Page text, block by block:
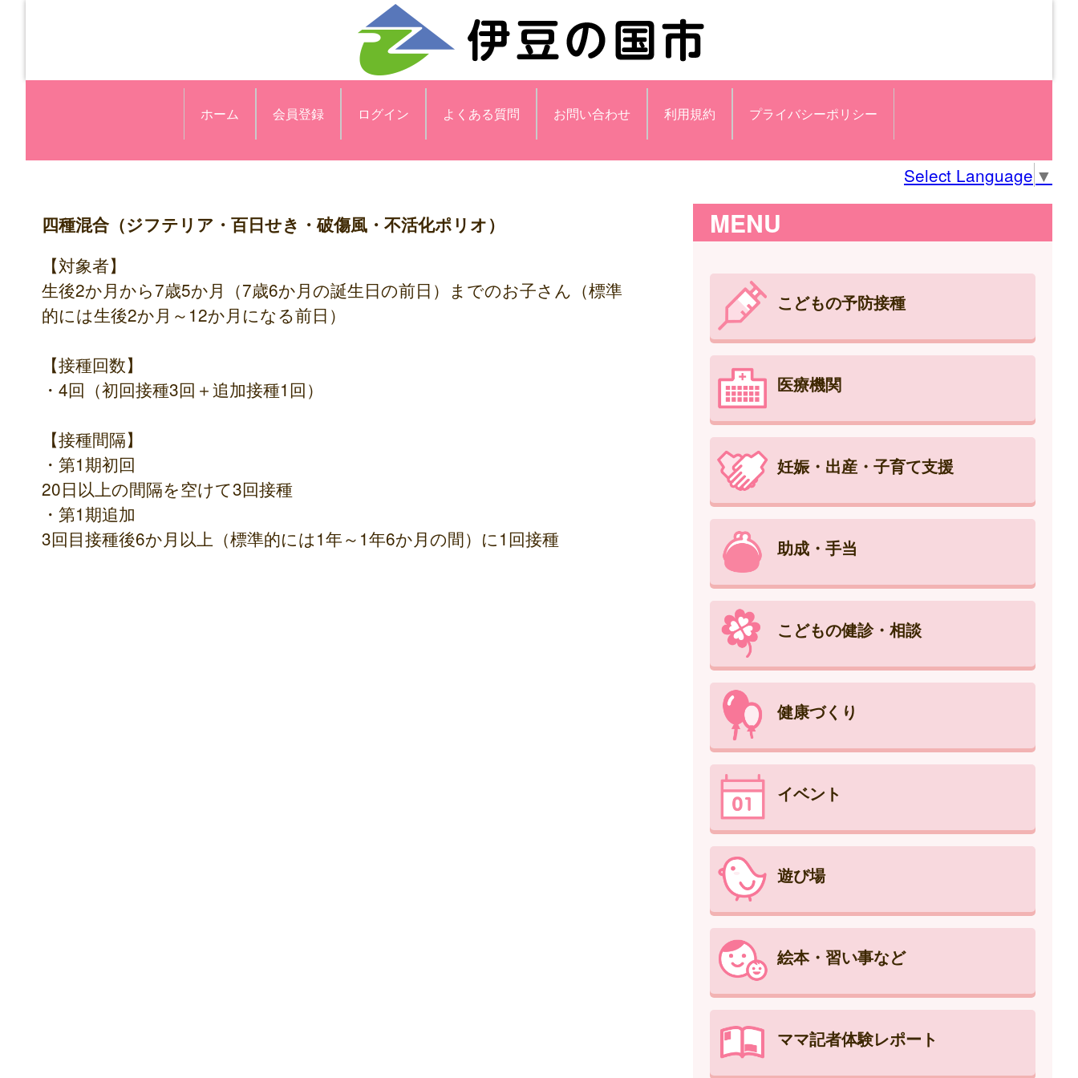
ホーム 会員登録 ログイン よくある質問 お問い合わせ 利用規約 プライバシーポリシー
Select Language ▼
四種混合（ジフテリア・百日せき・破傷風・不活化ポリオ）
【対象者】
生後2か月から7歳5か月（7歳6か月の誕生日の前日）までのお子さん（標準
的には生後2か月～12か月になる前日）
【接種回数】
・4回（初回接種3回＋追加接種1回）
【接種間隔】
・第1期初回
20日以上の間隔を空けて3回接種
・第1期追加
3回目接種後6か月以上（標準的には1年～1年6か月の間）に1回接種
MENU
こどもの予防接種
医療機関
妊娠・出産・子育て支援
助成・手当
こどもの健診・相談
健康づくり
イベント
遊び場
絵本・習い事など
ママ記者体験レポート